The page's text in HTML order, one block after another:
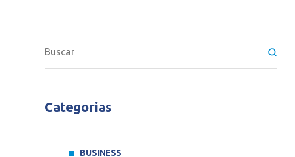
Categorias
BUSINESS